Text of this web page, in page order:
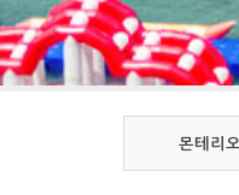
몬테리오